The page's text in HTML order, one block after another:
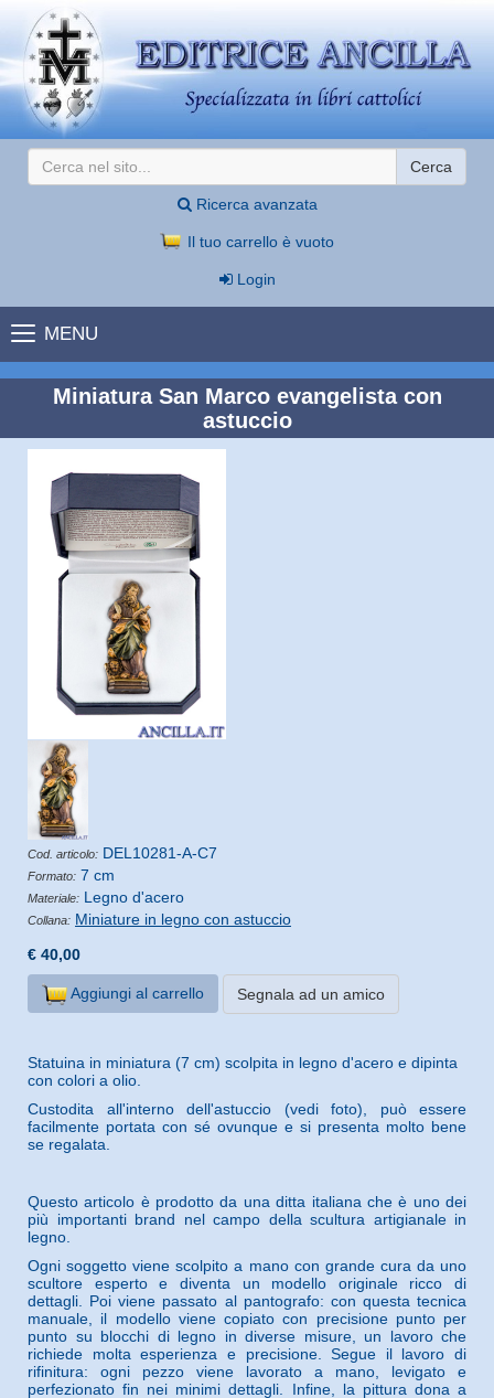
Cerca
Ricerca avanzata
Il tuo carrello è vuoto
Login
MENU
Miniatura San Marco evangelista con
astuccio
Cod. articolo: DEL10281-A-C7
Formato: 7 cm
Materiale: Legno d'acero
Collana: Miniature in legno con astuccio
€ 40,00
Aggiungi al carrello Segnala ad un amico
Statuina in miniatura (7 cm) scolpita in legno d'acero e dipinta
con colori a olio.
Custodita all'interno dell'astuccio (vedi foto), può essere
facilmente portata con sé ovunque e si presenta molto bene
se regalata.
Questo articolo è prodotto da una ditta italiana che è uno dei
più importanti brand nel campo della scultura artigianale in
legno.
Ogni soggetto viene scolpito a mano con grande cura da uno
scultore esperto e diventa un modello originale ricco di
dettagli. Poi viene passato al pantografo: con questa tecnica
manuale, il modello viene copiato con precisione punto per
punto su blocchi di legno in diverse misure, un lavoro che
richiede molta esperienza e precisione. Segue il lavoro di
rifinitura: ogni pezzo viene lavorato a mano, levigato e
perfezionato fin nei minimi dettagli. Infine, la pittura dona a